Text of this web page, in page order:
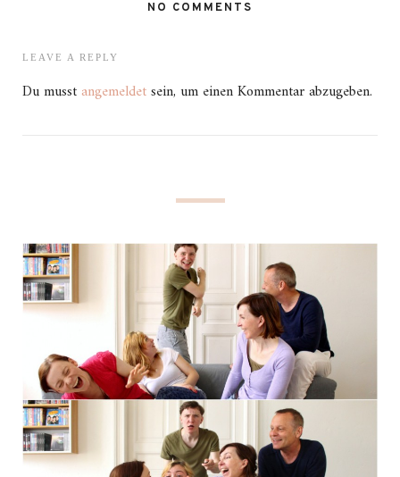
NO COMMENTS
LEAVE A REPLY
Du musst angemeldetsein, um einen Kommentar abzugeben.